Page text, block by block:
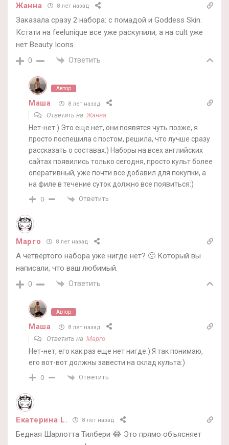
Жанна 8 лет назад
Заказала сразу 2 набора: c помадой и Goddess Skin.
Кстати на feelunique все уже раскупили, а на cult уже
нет Beauty Icons.
0 Ответить
Автор
Маша 8 лет назад
Ответить на Жанна
Нет-нет:) Это еще нет, они появятся чуть позже, я
просто поспешила с постом, решила, что лучше сразу
рассказать о составах:) Наборы на всех английских
сайтах появились только сегодня, просто культ более
оперативный, уже почти все добавил для покупки, а
на филе в течение суток должно все появиться:)
0 Ответить
Марго 8 лет назад
А четвертого набора уже нигде нет? 🙁 Который вы
написали, что ваш любимый.
0 Ответить
Автор
Маша 8 лет назад
Ответить на Марго
Нет-нет, его как раз еще нет нигде:) Я так понимаю,
его вот-вот должны завести на склад культа:)
0 Ответить
Екатерина L. 8 лет назад
Бедная Шарлотта Тилбери 😂 Это прямо объясняет